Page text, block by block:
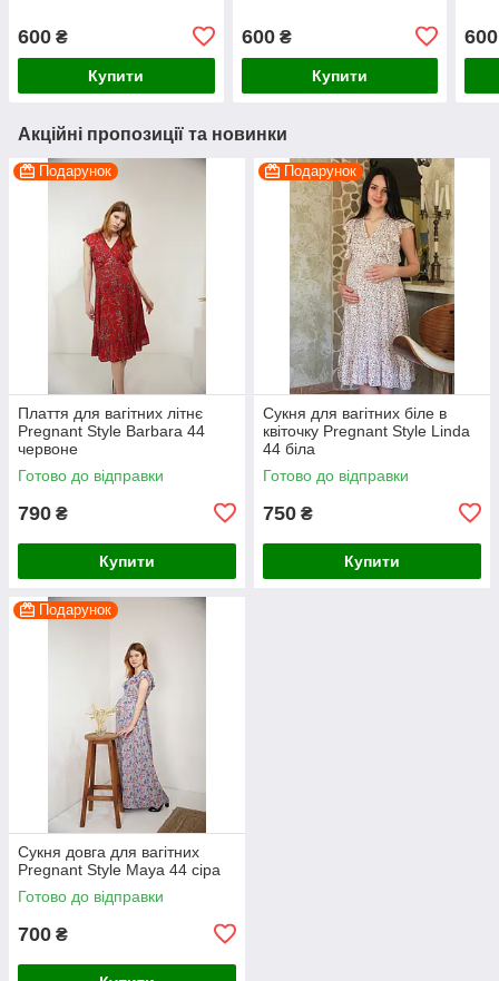
600 ₴
Купити
600₴
Купити
600
Акційні пропозиції та новинки
Подарунок
Плаття для вагітних літнє
Pregnant Style Barbara 44
червоне
Готово до відправки
790 ₴
Купити
Подарунок
Сукня для вагітних біле в
квіточку Pregnant Style Linda
44 біла
Готово до відправки
750 ₴
Купити
Подарунок
Сукня довга для вагітних
Pregnant Style Maya 44 сіра
Готово до відправки
700 ₴